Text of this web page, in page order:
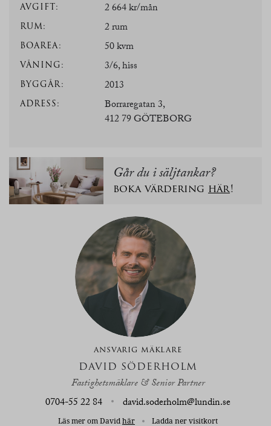
AVGIFT: 2 664 kr/mån
RUM: 2 rum
BOAREA: 50 kvm
VÅNING: 3/6, hiss
BYGGÅR: 2013
ADRESS:
Borraregatan 3,
412 79 GÖTEBORG
Går du i säljtankar?
boka värdering här!
ANSVARIG MÄKLARE
DAVID SÖDERHOLM
Fastighetsmäklare & Senior Partner
0704-55 22 84
david.soderholm@lundin.se
Läs mer om David här Ladda ner visitkort